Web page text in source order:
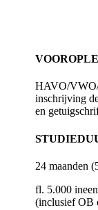
HAVO/
inschrijving
en
24 maanden
fl. 5.000
(inclusief OB